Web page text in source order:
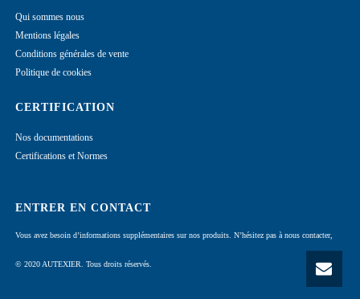
Qui sommes nous
Mentions légales
Conditions générales de vente
Politique de cookies
CERTIFICATION
Nos documentations
Certifications et Normes
ENTRER EN CONTACT
Vous avez besoin d’informations supplémentaires sur nos produits. N’hésitez pas à nous contacter,
© 2020 AUTEXIER. Tous droits réservés.